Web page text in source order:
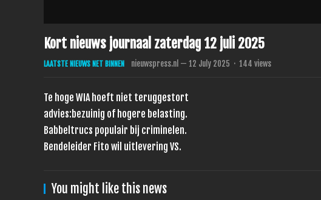
Kort nieuws journaal zaterdag 12 juli 2025
LAATSTE NIEUWS NET BINNEN nieuwspress.nl — 12 July 2025 · 144 views
Te hoge WIA hoeft niet teruggestort
advies:bezuinig of hogere belasting.
Babbeltrucs populair bij criminelen.
Bendeleider Fito wil uitlevering VS.
You might like this news